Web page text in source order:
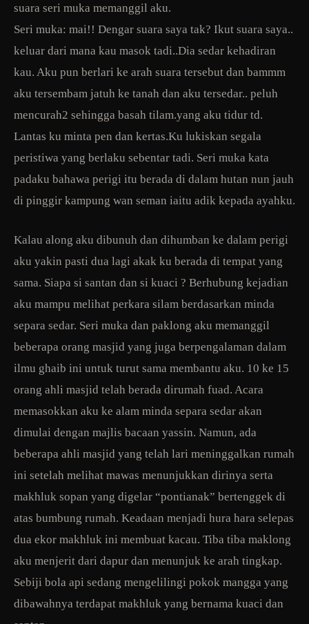
suara seri muka memanggil aku.
Seri muka: mai!! Dengar suara saya tak? Ikut suara saya..
keluar dari mana kau masok tadi..Dia sedar kehadiran
kau. Aku pun berlari ke arah suara tersebut dan bammm
aku tersembam jatuh ke tanah dan aku tersedar.. peluh
mencurah2 sehingga basah tilam.yang aku tidur td.
Lantas ku minta pen dan kertas.Ku lukiskan segala
peristiwa yang berlaku sebentar tadi. Seri muka kata
padaku bahawa perigi itu berada di dalam hutan nun jauh
di pinggir kampung wan seman iaitu adik kepada ayahku.
Kalau along aku dibunuh dan dihumban ke dalam perigi
aku yakin pasti dua lagi akak ku berada di tempat yang
sama. Siapa si santan dan si kuaci ? Berhubung kejadian
aku mampu melihat perkara silam berdasarkan minda
separa sedar. Seri muka dan paklong aku memanggil
beberapa orang masjid yang juga berpengalaman dalam
ilmu ghaib ini untuk turut sama membantu aku. 10 ke 15
orang ahli masjid telah berada dirumah fuad. Acara
memasokkan aku ke alam minda separa sedar akan
dimulai dengan majlis bacaan yassin. Namun, ada
beberapa ahli masjid yang telah lari meninggalkan rumah
ini setelah melihat mawas menunjukkan dirinya serta
makhluk sopan yang digelar “pontianak” bertenggek di
atas bumbung rumah. Keadaan menjadi hura hara selepas
dua ekor makhluk ini membuat kacau. Tiba tiba maklong
aku menjerit dari dapur dan menunjuk ke arah tingkap.
Sebiji bola api sedang mengelilingi pokok mangga yang
dibawahnya terdapat makhluk yang bernama kuaci dan